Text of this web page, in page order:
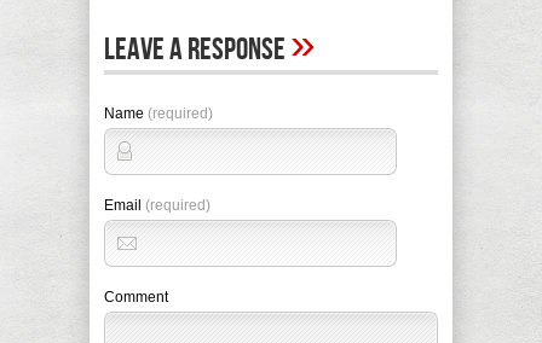
Leave A Response»
Name (required)
Email (required)
Comment